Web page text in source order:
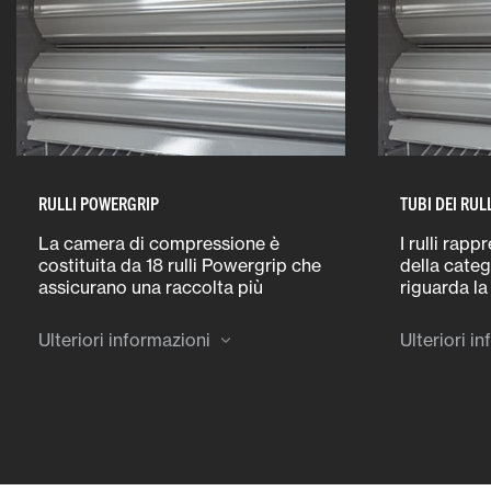
RULLI POWERGRIP
La camera di compressione è
costituita da 18 rulli Powergrip che
assicurano una raccolta più
balle più rapida in modo da
ottenere una maggiore densità e
Ulteriori informazioni
TUBI DEI
I rulli
della
riguarda
struttura
resistere
Ulteriori